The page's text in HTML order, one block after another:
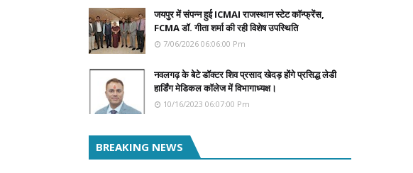
जयपुर में संपन्न हुई ICMAI राजस्थान स्टेट कॉन्फ्रेंस,
FCMA डॉ. गीता शर्मा की रही विशेष उपस्थिति
7/06/2026 06:06:00 Pm
नवलगढ़ के बेटे डॉक्टर शिव प्रसाद खेदड़ होंगे प्रसिद्ध लेडी
हार्डिंग मेडिकल कॉलेज में विभागाध्यक्ष।
10/16/2023 06:07:00 Pm
BREAKING NEWS